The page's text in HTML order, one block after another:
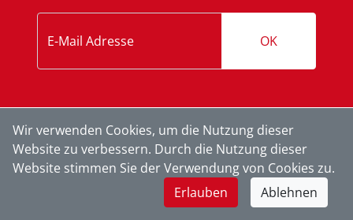
OK
Wir verwenden Cookies, um die Nutzung dieser
Website zu verbessern. Durch die Nutzung dieser
Website stimmen Sie der Verwendung von Cookies zu.
Erlauben
Ablehnen